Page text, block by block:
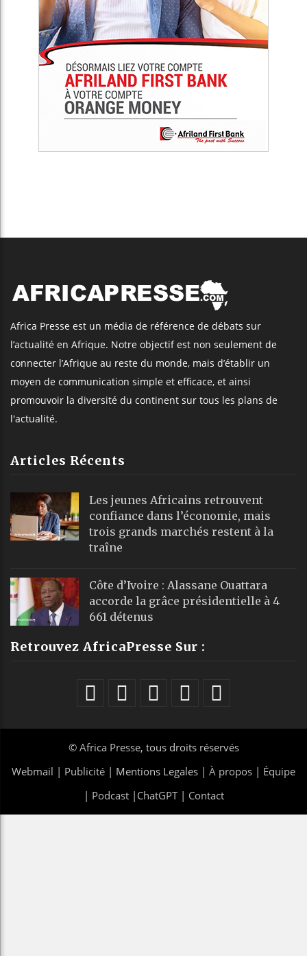
Africa Presse est un média de référence de débats sur
l’actualité en Afrique. Notre objectif est non seulement de
connecter l’Afrique au reste du monde, mais d’établir un
moyen de communication simple et efficace, et ainsi
promouvoir la diversité du continent sur tous les plans de
l'actualité.
Articles Récents
Les jeunes Africains retrouvent
confiance dans l’économie, mais
trois grands marchés restent à la
traîne
Côte d’Ivoire : Alassane Ouattara
accorde la grâce présidentielle à 4
661 détenus
Retrouvez AfricaPresse Sur :
© Africa Presse, tous droits réservés
Webmail | Publicité | Mentions Legales | À propos | Équipe
| Podcast| ChatGPT| Contact